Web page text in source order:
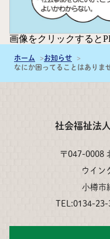
画像をクリックすると
ホーム
お知らせ
なにか困ってることはありま
社会福祉法
〒047-0008
ウイン
小樽市
TEL:0134-